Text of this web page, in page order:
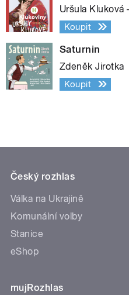
Uršula Kluková
Koupit
Saturnin
Zdeněk Jirotka
Koupit
Český rozhlas
Válka na Ukrajině
Komunální volby
Stanice
eShop
mujRozhlas